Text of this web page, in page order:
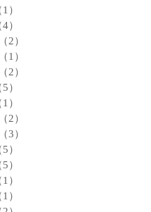
1）
4）
（2）
（1）
（2）
5）
1）
（2）
（3）
5）
5）
1）
1）